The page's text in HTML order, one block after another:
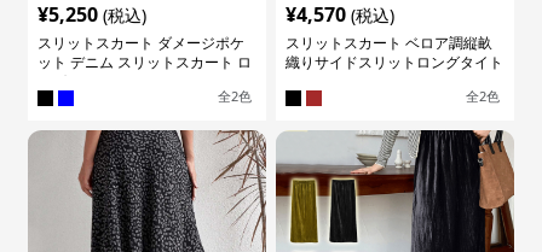
¥5,250 (税込)
スリットスカート ダメージポケ
ット デニム スリットスカート ロ
ング
全2色
¥4,570 (税込)
スリットスカート ベロア調縦畝
織りサイドスリットロングタイト
全2色